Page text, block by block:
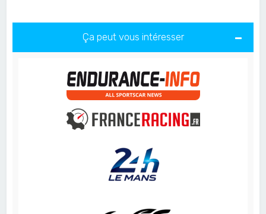
Ça peut vous intéresser